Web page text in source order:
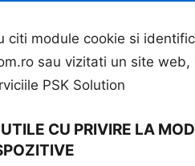
citi module cookie si
sau vizitati un site web,
PSK Solution
CU PRIVIRE LA